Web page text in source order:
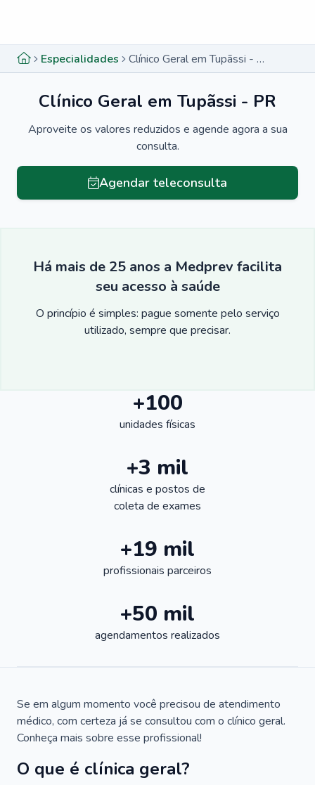
Especialidades Clínico Geral em Tupãssi - PR
Clínico Geral em Tupãssi - PR
Aproveite os valores reduzidos e agende agora a sua
consulta.
Agendar teleconsulta
Há mais de 25 anos a Medprev facilita
seu acesso à saúde
O princípio é simples: pague somente pelo serviço
utilizado, sempre que precisar.
+100
unidades físicas
+3 mil
clínicas e postos de
coleta de exames
+19 mil
profissionais parceiros
+50 mil
agendamentos realizados
Se em algum momento você precisou de atendimento
médico, com certeza já se consultou com o clínico geral.
Conheça mais sobre esse profissional!
O que é clínica geral?